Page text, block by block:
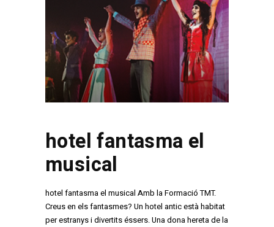
hotel fantasma el
musical
hotel fantasma el musical Amb la Formació TMT.
Creus en els fantasmes? Un hotel antic està habitat
per estranys i divertits éssers. Una dona hereta de la